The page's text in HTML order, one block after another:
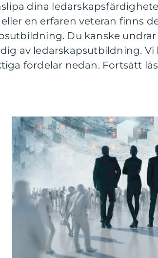
dina
en erfaren veteran finns
Du kanske
av ledarskapsutbildning.
fördelar nedan. Fortsätt